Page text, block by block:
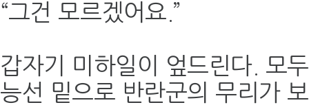
“그건 모르겠어요.”
갑자기 미하일이 엎드린다. 모
능선 밑으로 반란군의 무리가